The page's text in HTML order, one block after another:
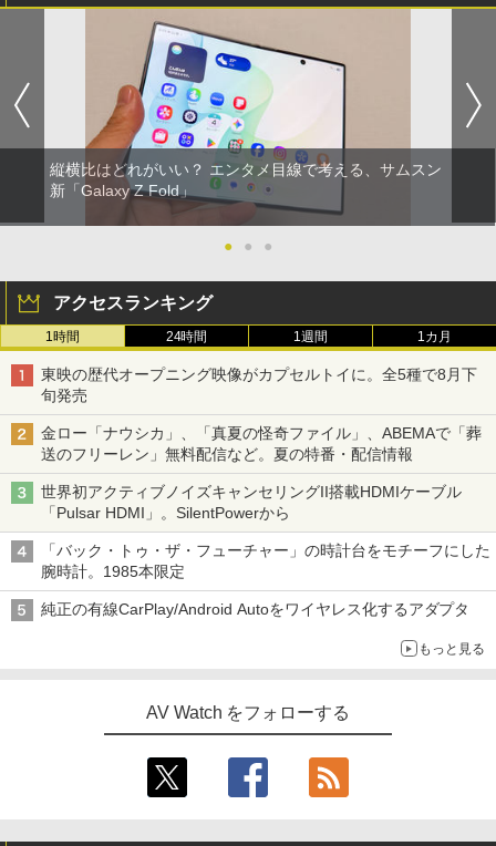
縦横比はどれがいい？ エンタメ目線で考える、サムスン
新「Galaxy Z Fold」
● ● ●
アクセスランキング
1時間 24時間 1週間 1カ月
東映の歴代オープニング映像がカプセルトイに。全5種で8月下
旬発売
金ロー「ナウシカ」、「真夏の怪奇ファイル」、ABEMAで「葬
送のフリーレン」無料配信など。夏の特番・配信情報
世界初アクティブノイズキャンセリングII搭載HDMIケーブル
「Pulsar HDMI」。SilentPowerから
「バック・トゥ・ザ・フューチャー」の時計台をモチーフにした
腕時計。1985本限定
純正の有線CarPlay/Android Autoをワイヤレス化するアダプタ
もっと見る
AV Watch をフォローする